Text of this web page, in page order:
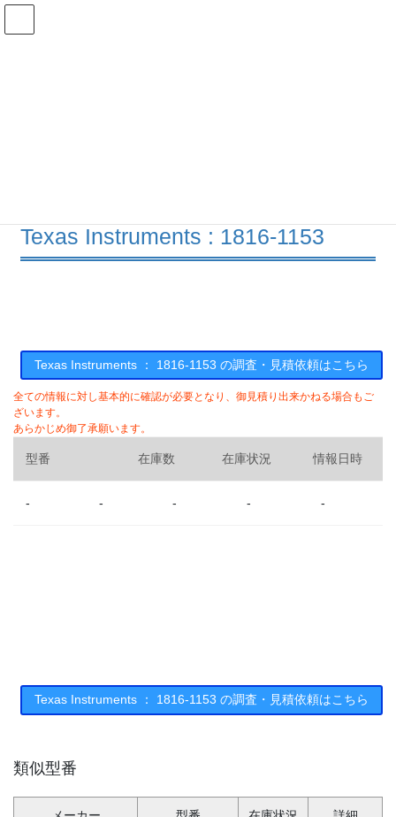
コ
ナ
Texas Instruments : 1816-1153
Texas Instruments ： 1816-1153 の調査・見積依頼はこちら
全ての情報に対し基本的に確認が必要となり、御見積り出来かねる場合もご
ざいます。
あらかじめ御了承願います。
型番 在庫数 在庫状況 情報日時
- - - - -
Texas Instruments ： 1816-1153 の調査・見積依頼はこちら
類似型番